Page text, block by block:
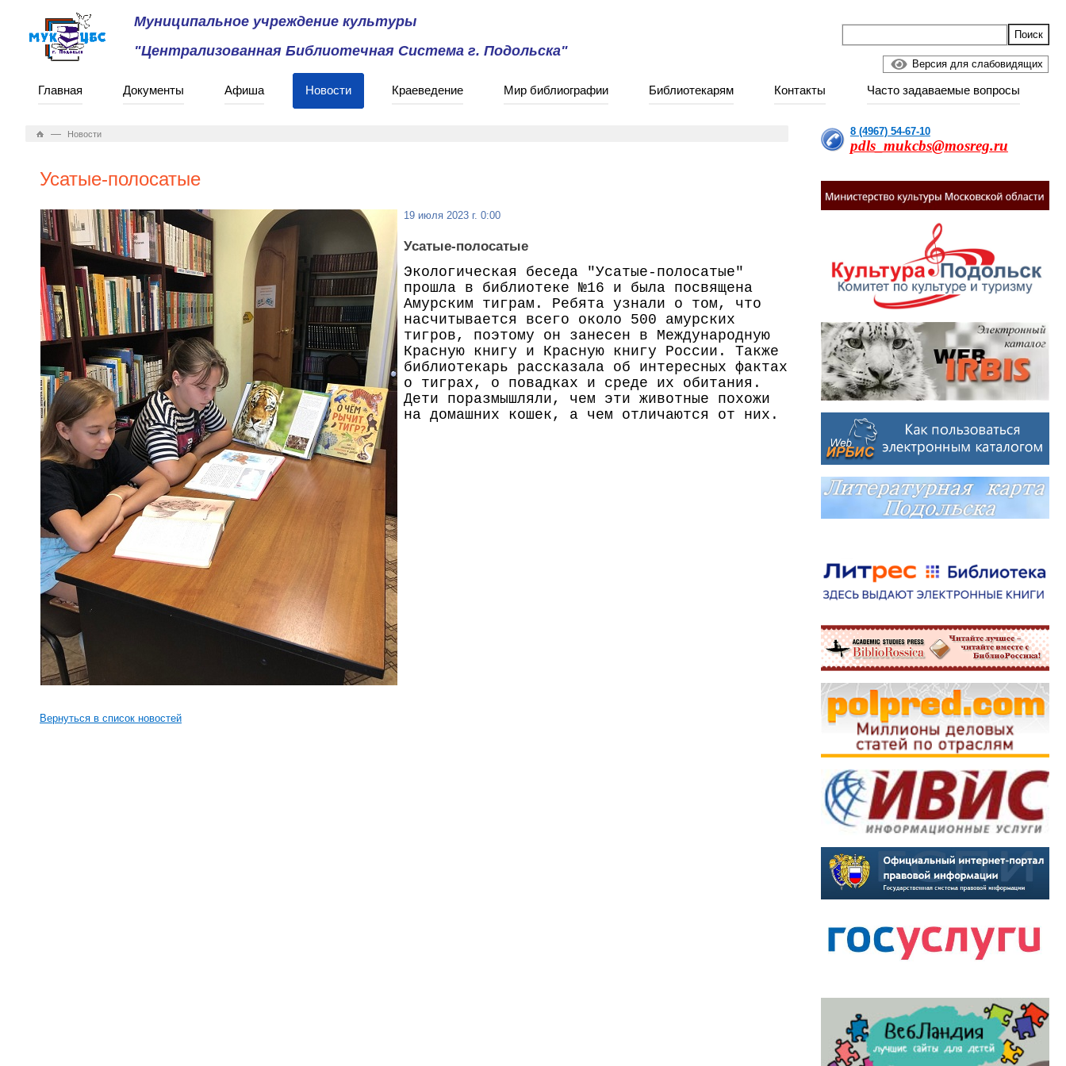
Муниципальное учреждение культуры
"Централизованная Библиотечная Система г. Подольска"
Версия для слабовидящих
Главная Документы Афиша Новости Краеведение Мир библиографии Библиотекарям Контакты Часто задаваемые вопросы
— Новости
Усатые-полосатые
19 июля 2023 г. 0:00
Усатые-полосатые
Экологическая беседа "Усатые-полосатые"
прошла в библиотеке №16 и была посвящена
Амурским тиграм. Ребята узнали о том, что
насчитывается всего около 500 амурских
тигров, поэтому он занесен в Международную
Красную книгу и Красную книгу России. Также
библиотекарь рассказала об интересных фактах
о тиграх, о повадках и среде их обитания.
Дети поразмышляли, чем эти животные похожи
на домашних кошек, а чем отличаются от них.
Вернуться в список новостей
8 (4967) 54-67-10
pdls_mukcbs@mosreg.ru